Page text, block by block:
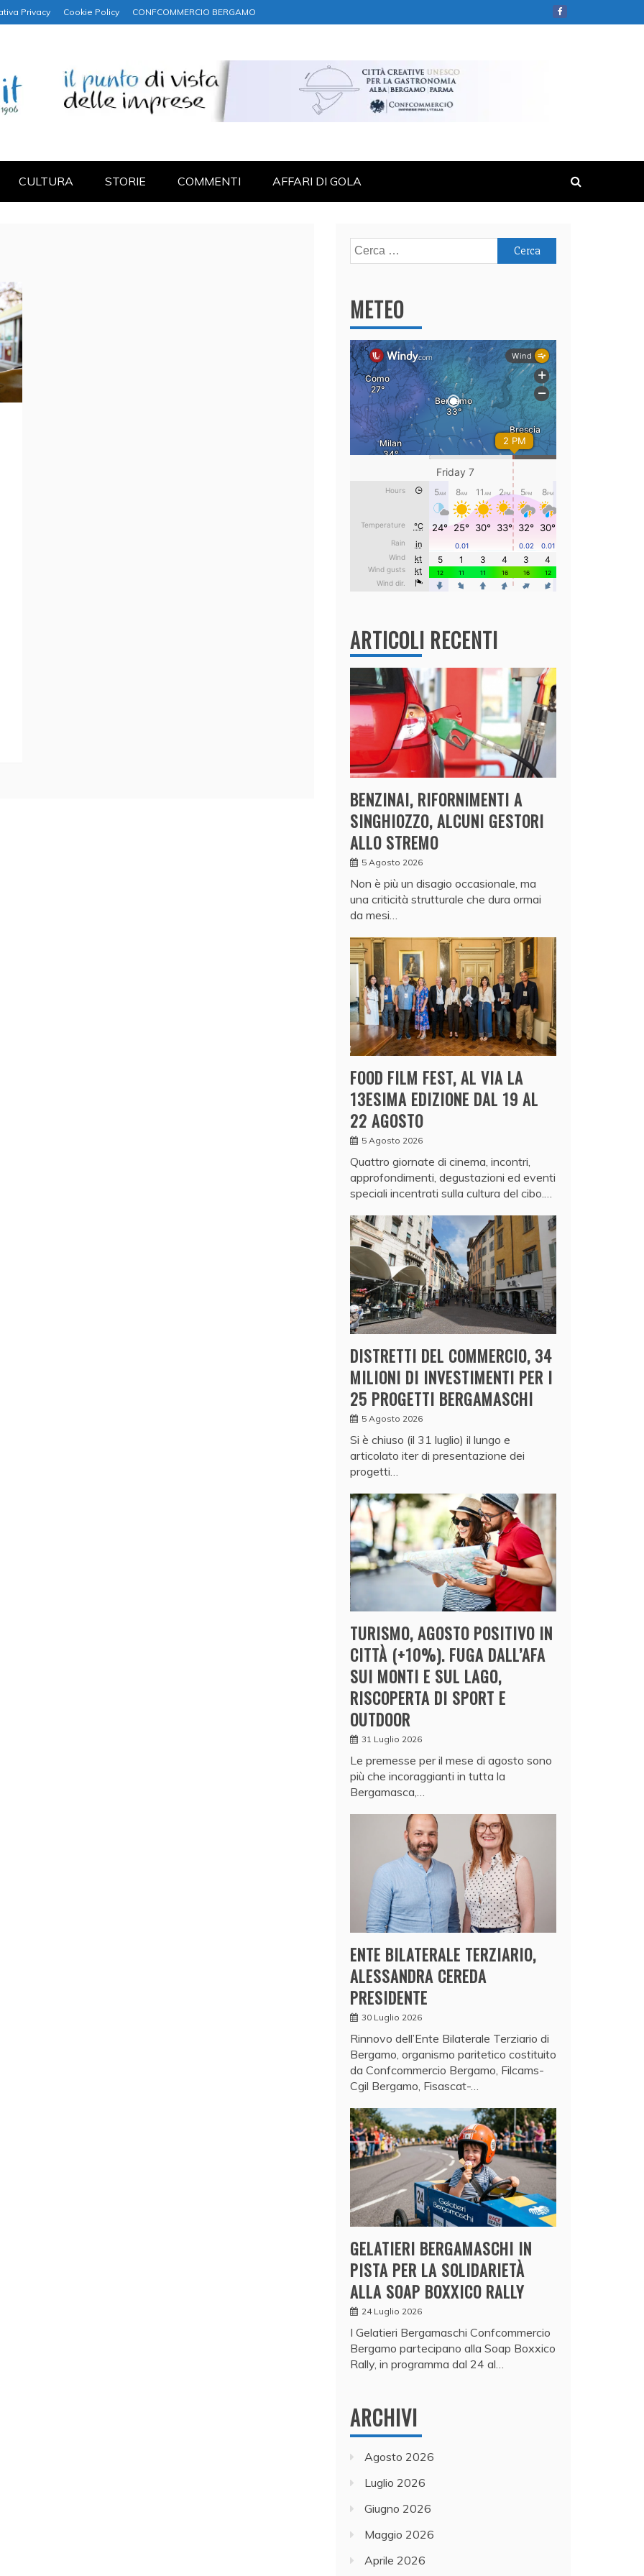
Privacy Cookie Policy CONFCOMMERCIO BERGAMO
CULTURA STORIE COMMENTI AFFARI DI GOLA
Ricerca
per:
METEO
ARTICOLI RECENTI
BENZINAI, RIFORNIMENTI A
SINGHIOZZO, ALCUNI GESTORI
ALLO STREMO
5 Agosto 2026
Non è più un disagio occasionale, ma
una criticità strutturale che dura ormai
da mesi…
FOOD FILM FEST, AL VIA LA
13ESIMA EDIZIONE DAL 19 AL
22 AGOSTO
5 Agosto 2026
Quattro giornate di cinema, incontri,
approfondimenti, degustazioni ed eventi
speciali incentrati sulla cultura del cibo.…
DISTRETTI DEL COMMERCIO, 34
MILIONI DI INVESTIMENTI PER I
25 PROGETTI BERGAMASCHI
5 Agosto 2026
Si è chiuso (il 31 luglio) il lungo e
articolato iter di presentazione dei
progetti…
TURISMO, AGOSTO POSITIVO IN
CITTÀ (+10%). FUGA DALL’AFA
SUI MONTI E SUL LAGO,
RISCOPERTA DI SPORT E
OUTDOOR
31 Luglio 2026
Le premesse per il mese di agosto sono
più che incoraggianti in tutta la
Bergamasca,…
ENTE BILATERALE TERZIARIO,
ALESSANDRA CEREDA
PRESIDENTE
30 Luglio 2026
Rinnovo dell’Ente Bilaterale Terziario di
Bergamo, organismo paritetico costituito
da Confcommercio Bergamo, Filcams-
Cgil Bergamo, Fisascat-…
GELATIERI BERGAMASCHI IN
PISTA PER LA SOLIDARIETÀ
ALLA SOAP BOXXICO RALLY
24 Luglio 2026
I Gelatieri Bergamaschi Confcommercio
Bergamo partecipano alla Soap Boxxico
Rally, in programma dal 24 al…
ARCHIVI
Agosto 2026
Luglio 2026
Giugno 2026
Maggio 2026
Aprile 2026